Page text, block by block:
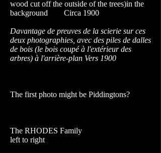
wood cut off the outside of the trees)in the
background Circa 1900
Davantage de preuves de la scierie sur ces
deux photographies, avec des piles de dalles
de bois (le bois coupé à l'extérieur des
arbres) à l'arrière-plan Vers 1900
The first photo might be Piddingtons?
The RHODES Family
left to right